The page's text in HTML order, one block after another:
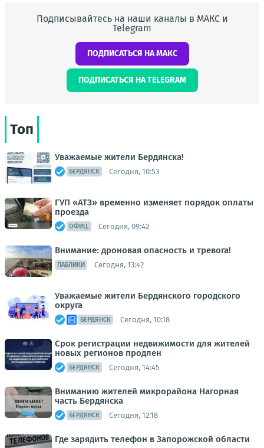
Подписывайтесь на наши каналы в МАКС и
Telegram
ПОДПИСАТЬСЯ НА МАКС
ПОДПИСАТЬСЯ НА TELEGRAM
Топ
Уважаемые жители Бердянска!
БЕРДЯНСК Сегодня, 10:53
ГУП «АТЗ» временно изменяет порядок оплаты
проезда
ОФИЦ. Сегодня, 09:42
Внимание: дроновая опасность и тревога!
ПАБЛИКИ Сегодня, 13:42
Уважаемые жители Бердянского городского
округа
БЕРДЯНСК Сегодня, 10:18
Срок регистрации недвижимости для жителей
новых регионов продлен
БЕРДЯНСК Сегодня, 14:45
Вниманию жителей микрорайона Нагорная
часть Бердянска
БЕРДЯНСК Сегодня, 12:18
Где зарядить телефон в Запорожской области